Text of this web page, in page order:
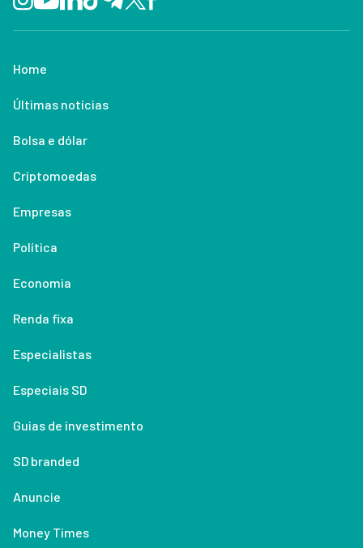
Home
Últimas notícias
Bolsa e dólar
Criptomoedas
Empresas
Política
Economia
Renda fixa
Especialistas
Especiais SD
Guias de investimento
SD branded
Anuncie
Money Times